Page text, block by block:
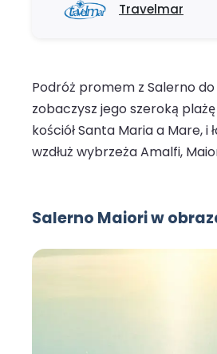
Travelmar
Podróż promem z Salerno
zobaczysz jego szeroką
kościół Santa Maria a Mare,
wzdłuż wybrzeża Amalfi,
Salerno Maiori w